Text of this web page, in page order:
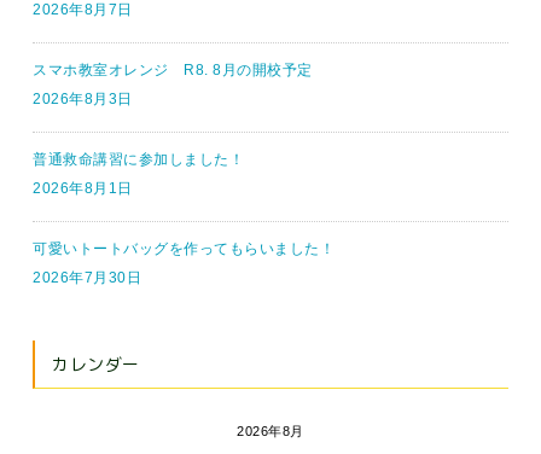
2026年8月7日
スマホ教室オレンジ R8. 8月の開校予定
2026年8月3日
普通救命講習に参加しました！
2026年8月1日
可愛いトートバッグを作ってもらいました！
2026年7月30日
カレンダー
2026年8月